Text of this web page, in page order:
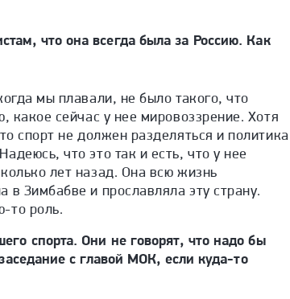
что она всегда была за Россию. Как
мы плавали, не было такого, что
какое сейчас у нее мировоззрение. Хотя
спорт не должен разделяться и политика
что это так и есть, что у нее
лет назад. Она всю жизнь
в Зимбабве и прославляла эту страну.
то роль.
спорта. Они не говорят, что надо бы
с главой МОК, если куда-то